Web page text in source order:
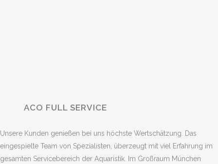
ACO FULL SERVICE
Unsere Kunden genießen bei uns höchste Wertschätzung. Das
eingespielte Team von Spezialisten, überzeugt mit viel Erfahrung im
gesamten Servicebereich der Aquaristik. Im Großraum München